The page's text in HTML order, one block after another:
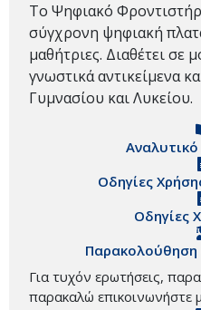
Το Ψηφιακό
σύγχρονη ψηφιακή
μαθήτριες. Διαθέτει σε
γνωστικά αντικείμενα
Γυμνασίου και Λυκείου.
Οδηγίες
Οδηγίες
Για τυχόν ερωτήσεις,
παρακαλώ επικοινωνήστε